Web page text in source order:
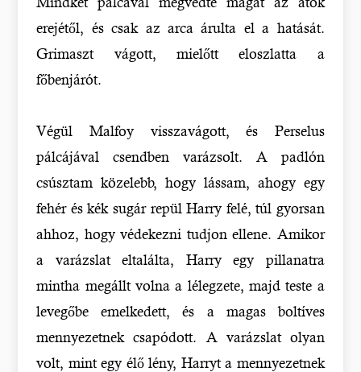
erejétől, és csak az arca árulta el a hatását.
Grimaszt vágott, mielőtt eloszlatta a
főbenjárót.
Végül Malfoy visszavágott, és Perselus
pálcájával csendben varázsolt. A padlón
csúsztam közelebb, hogy lássam, ahogy egy
fehér és kék sugár repül Harry felé, túl gyorsan
ahhoz, hogy védekezni tudjon ellene. Amikor
a varázslat eltalálta, Harry egy pillanatra
mintha megállt volna a lélegzete, majd teste a
levegőbe emelkedett, és a magas boltíves
mennyezetnek csapódott. A varázslat olyan
volt, mint egy élő lény, Harryt a mennyezetnek